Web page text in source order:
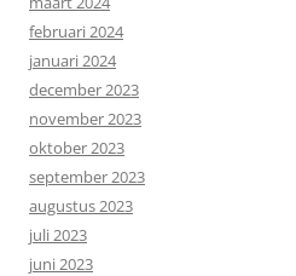
februari 2024
januari 2024
december 2023
november 2023
oktober 2023
september 2023
augustus 2023
juli 2023
juni 2023